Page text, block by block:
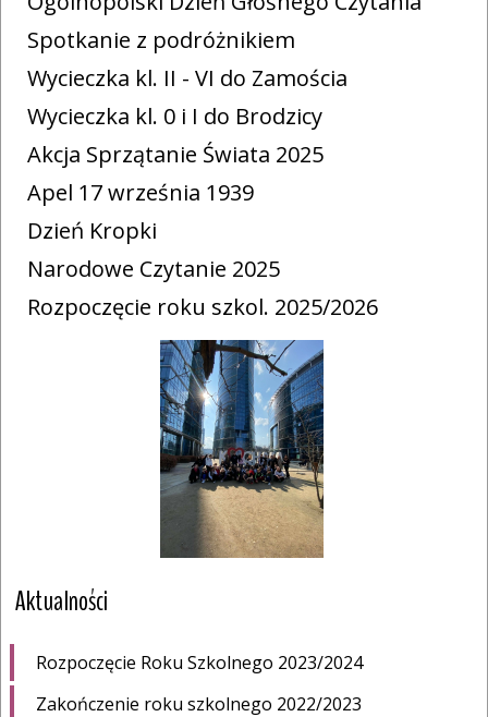
Spotkanie z podróżnikiem
Wycieczka kl. II - VI do Zamościa
Wycieczka kl. 0 i I do Brodzicy
Akcja Sprzątanie Świata 2025
Apel 17 września 1939
Dzień Kropki
Narodowe Czytanie 2025
Rozpoczęcie roku szkol. 2025/2026
Aktualności
Rozpoczęcie Roku Szkolnego 2023/2024
Zakończenie roku szkolnego 2022/2023